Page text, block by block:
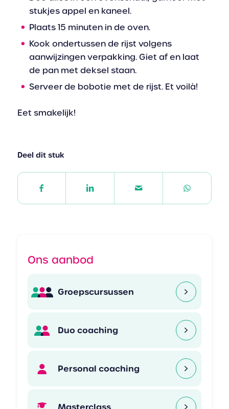
stukjes appel en kaneel.
Plaats 15 minuten in de oven.
Kook ondertussen de rijst volgens
aanwijzingen verpakking. Giet af en laat
de pan met deksel staan.
Serveer de bobotie met de rijst. Et voilà!
Eet smakelijk!
Deel dit stuk
Ons aanbod
Groepscursussen
Duo coaching
Personal coaching